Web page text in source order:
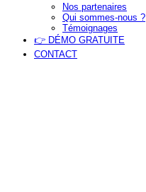
Nos partenaires
Qui sommes-nous ?
Témoignages
👉 DÉMO GRATUITE
CONTACT